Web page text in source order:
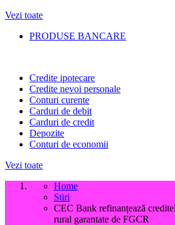
Vezi toate
PRODUSE BANCARE
Credite ipotecare
Credite nevoi personale
Conturi curente
Carduri de debit
Carduri de credit
Depozite
Conturi de economii
Vezi toate
Home
Stiri
CEC Bank refinanțează
rural garantate de FGCR